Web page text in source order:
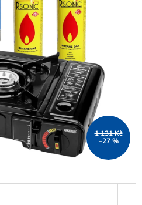
1 131 Kč
–27 %